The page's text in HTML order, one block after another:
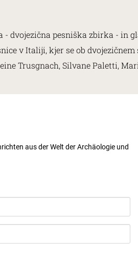
dvojezična pesniška zbirka - in
v Italiji, kjer se ob
Trusgnach, Silvane Paletti,
aus der Welt der Archäologie und